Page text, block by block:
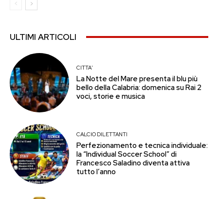
ULTIMI ARTICOLI
CITTA'
La Notte del Mare presenta il blu più
bello della Calabria: domenica su Rai 2
voci, storie e musica
CALCIO DILETTANTI
Perfezionamento e tecnica individuale:
la “Individual Soccer School” di
Francesco Saladino diventa attiva
tutto l’anno